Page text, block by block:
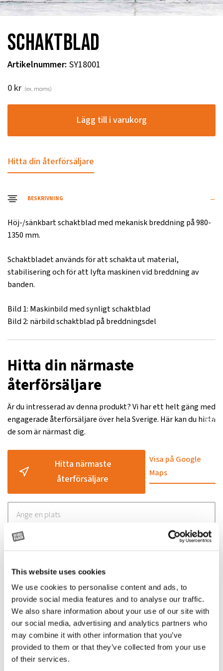
This website uses cookies
We use cookies to personalise content and ads, to
provide social media features and to analyse our traffic.
We also share information about your use of our site with
our social media, advertising and analytics partners who
may combine it with other information that you’ve
provided to them or that they’ve collected from your use
of their services.
Schaktblad
Artikelnummer: SY18001
0 kr (ex. moms)
Lägg till i varukorg
Hitta din återförsäljare
BESKRIVNING
Höj-/sänkbart schaktblad med mekanisk breddning på 980-
1350 mm.
Schaktbladet används för att schakta ut material,
stabilisering och för att lyfta maskinen vid breddning av
banden.
Bild 1: Maskinbild med synligt schaktblad
Bild 2: närbild schaktblad på breddningsdel
Hitta din närmaste
återförsäljare
Är du intresserad av denna produkt? Vi har ett helt gäng med
engagerade återförsäljare över hela Sverige. Här kan du hitta
de som är närmast dig.
Hitta närmaste
återförsäljare
Visa på Google
Maps
Relaterade
produkter